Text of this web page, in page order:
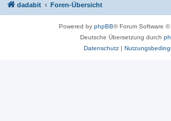
dadabit Foren-Übersicht
Powered by phpBB® Forum Software ©
Deutsche Übersetzung durch
Datenschutz|